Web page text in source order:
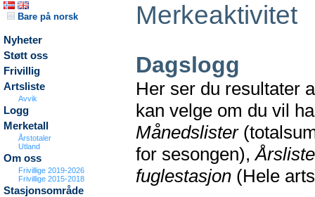
Bare på norsk
Nyheter
Støtt oss
Frivillig
Artsliste
Avvik
Logg
Merketall
Årstotaler
Utland
Om oss
Frivillige 2019-2026
Frivillige 2015-2018
Stasjonsområde
Merkeaktivitet
Dagslogg
Her ser du resultater
kan velge om du vil
Månedslister
for sesongen),
fuglestasjon (Hele